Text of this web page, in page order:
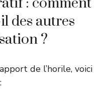
des autres
?
de l’horile, voici